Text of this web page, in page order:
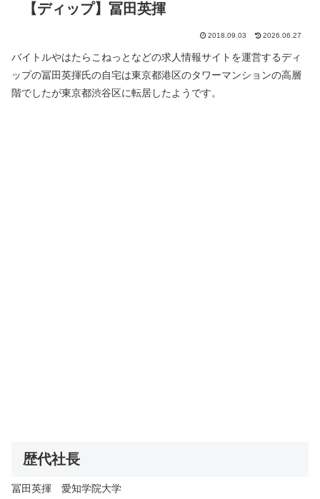
【ディップ】冨田英揮
2018.09.03 2026.06.27
バイトルやはたらこねっとなどの求人情報サイトを運営するディ
ップの冨田英揮氏の自宅は東京都港区のタワーマンションの高層
階でしたが東京都渋谷区に転居したようです。
歴代社長
冨田英揮 愛知学院大学